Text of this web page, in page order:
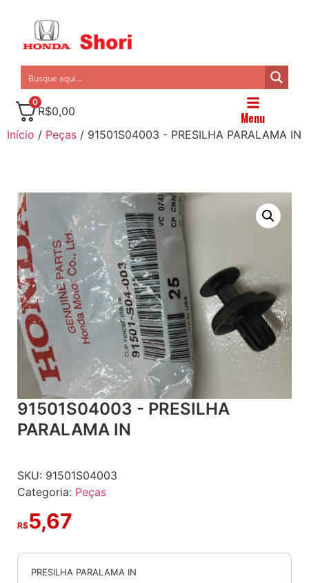
0
R$0,00 Menu
Início / Peças / 91501S04003 - PRESILHA PARALAMA IN
91501S04003 - PRESILHA
PARALAMA IN
SKU: 91501S04003
Categoria: Peças
R$5,67
PRESILHA PARALAMA IN